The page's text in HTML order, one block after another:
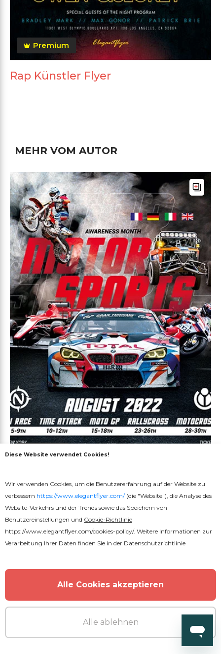
Premium
Rap Künstler Flyer
MEHR VOM AUTOR
Kostenlos
Motorsport-Flyer
Diese Website verwendet Cookies!
Wir verwenden Cookies, um die Benutzererfahrung auf der Website zu
verbessern https://www.elegantflyer.com/(die "Website"), die Analyse des
Website-Verkehrs und der Trends sowie das Speichern von
Benutzereinstellungen und Cookie-Richtlinie
https://www.elegantflyer.com/cookies-policy/. Weitere Informationen zur
Verarbeitung Ihrer Daten finden Sie in der Datenschutzrichtlinie
Alle Cookies akzeptieren
Alle ablehnen